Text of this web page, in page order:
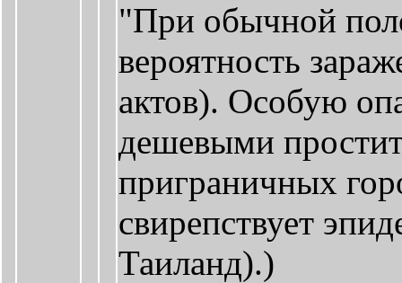
"При обычной
вероятность
актов). Особую
дешевыми
приграничных
свирепствует
Таиланд).)